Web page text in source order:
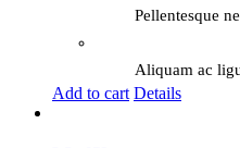
Pellentesque
Aliquam ac
Add to cart Details